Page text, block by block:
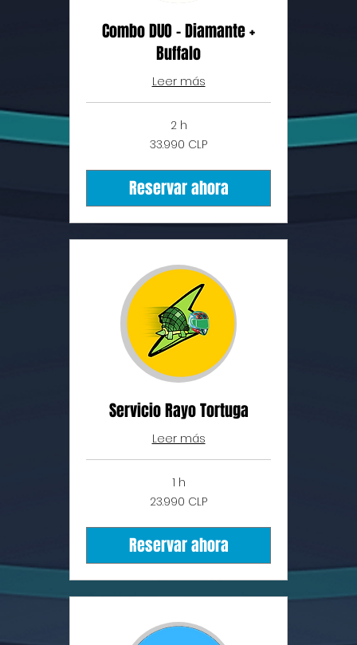
Combo DUO - Diamante +
Buffalo
Leer más
2 h
33.990 CLP
Reservar ahora
Servicio Rayo Tortuga
Leer más
1 h
23.990 CLP
Reservar ahora